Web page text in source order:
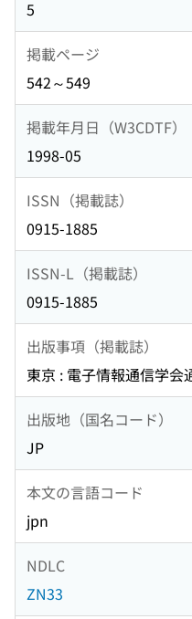
5
掲載ページ
542～549
掲載年月日（W3CDTF）
1998-05
ISSN（掲載誌）
0915-1885
ISSN-L（掲載誌）
0915-1885
出版事項（掲載誌）
東京 : 電子情報通信学会
出版地（国名コード）
JP
本文の言語コード
jpn
NDLC
ZN33